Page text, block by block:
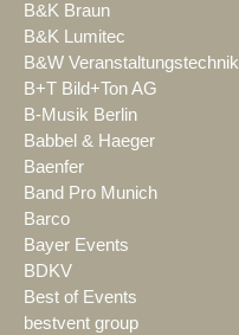
B&K Braun
B&K Lumitec
B&W Veranstaltungstechnik
B+T Bild+Ton AG
B-Musik Berlin
Babbel & Haeger
Baenfer
Band Pro Munich
Barco
Bayer Events
BDKV
Best of Events
bestvent group